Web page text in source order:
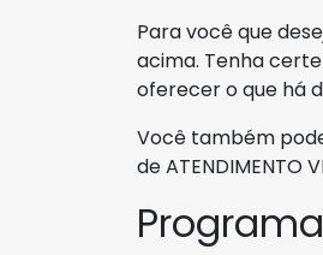
Para você que
acima. Tenha
oferecer o que há
Você também
de ATENDIMENTO